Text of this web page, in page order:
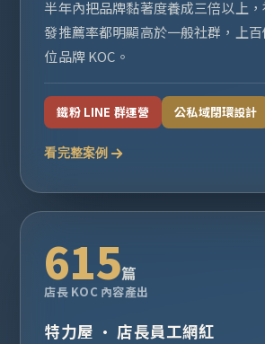
半年內把品牌黏著度養成三倍以上
發推薦率都明顯高於一般社群，上
位品牌 KOC。
鐵粉 LINE 群運營 公私域閉環設計
看完整案例
615篇
店長 KOC 內容產出
特力屋 · 店長員工網紅